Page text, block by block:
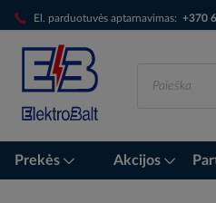
El. parduotuvės aptarnavimas: +370
Skip
to
Content
Prekės Akcijos